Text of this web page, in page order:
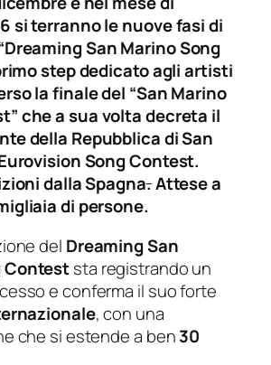
si terranno le nuove fasi di
San Marino Song
step dedicato agli artisti
la finale del “San Marino
che a sua volta decreta il
della Repubblica di San
Song Contest.
dalla Spagna.Attese a
di persone.
del Dreaming San
Conteststa registrando un
e conferma il suo forte
, con una
che si estende a ben30